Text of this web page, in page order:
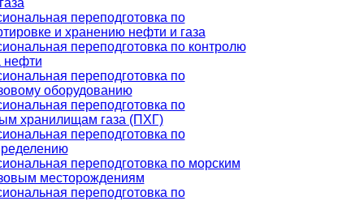
переподготовка по
и хранению нефти и газа
переподготовка по контролю
нефти
переподготовка по
оборудованию
переподготовка по
хранилищам газа (ПХГ)
переподготовка по
переподготовка по морским
месторождениям
переподготовка по